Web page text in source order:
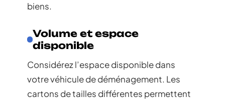
biens.
Volume et espace
disponible
Considérez l’espace disponible dans
votre véhicule de déménagement. Les
cartons de tailles différentes permettent